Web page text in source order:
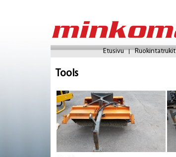
Etusivu
Ruokintatrukit
Tools